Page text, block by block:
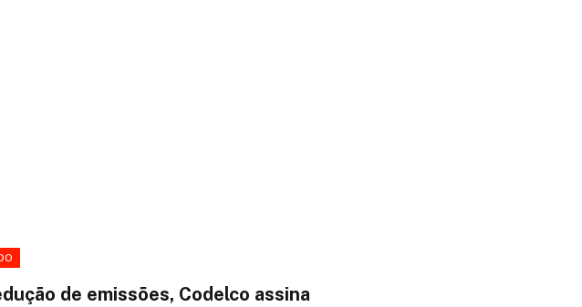
de emissões, Codelco assina